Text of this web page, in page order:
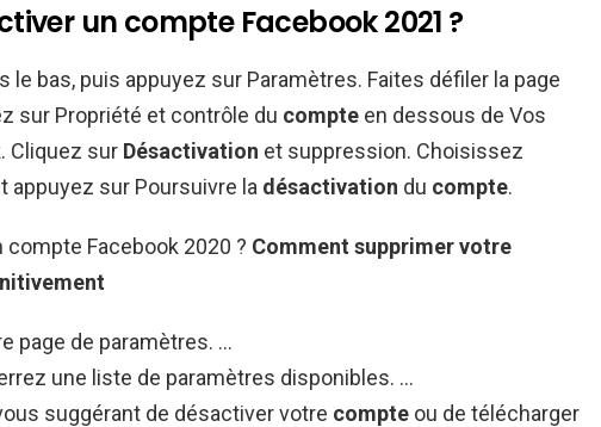
un compte Facebook 2021 ?
le bas, puis appuyez sur Paramètres. Faites défiler la page
sur Propriété et contrôle du compte en dessous de Vos
. Cliquez sur Désactivation et suppression. Choisissez
appuyez sur Poursuivre la désactivation du compte.
Facebook 2020 ? Comment supprimervotre
page de paramètres. …
une liste de paramètres disponibles. …
suggérant de désactiver votre compte ou de télécharger